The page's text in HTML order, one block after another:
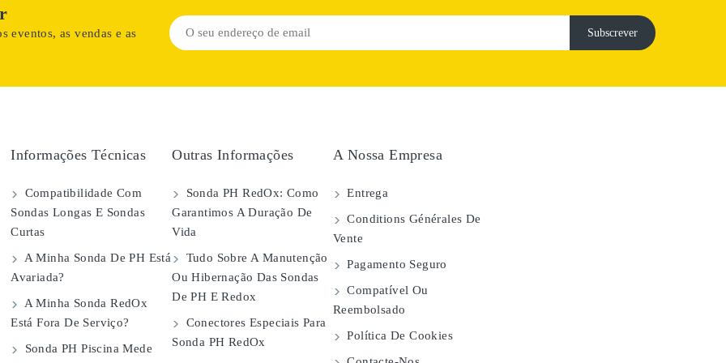
eventos, as vendas e as
Informações Técnicas
Compatibilidade Com
Sondas Longas E Sondas
Curtas
A Minha Sonda De PH Está
Avariada?
A Minha Sonda RedOx
Está Fora De Serviço?
Sonda PH Piscina Mede
Outras Informações
Sonda PH RedOx: Como
Garantimos A Duração De
Vida
Tudo Sobre A Manutenção
Ou Hibernação Das Sondas
De PH E Redox
Conectores Especiais Para
Sonda PH RedOx
A Nossa Empresa
Entrega
Conditions Générales De
Vente
Pagamento Seguro
Compatível Ou
Reembolsado
Política De Cookies